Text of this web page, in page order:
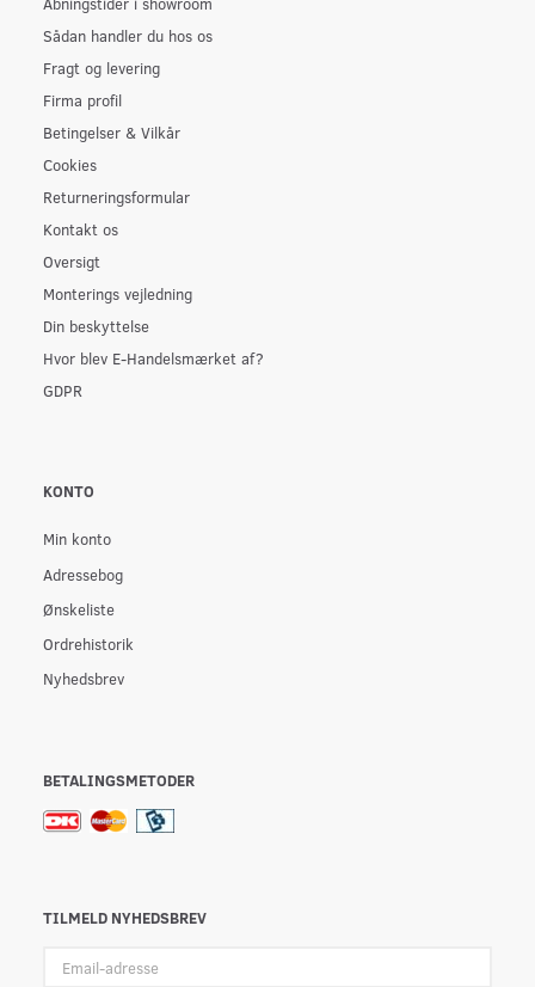
Sådan handler du hos os
Fragt og levering
Firma profil
Betingelser & Vilkår
Cookies
Returneringsformular
Kontakt os
Oversigt
Monterings vejledning
Din beskyttelse
Hvor blev E-Handelsmærket af?
GDPR
KONTO
Min konto
Adressebog
Ønskeliste
Ordrehistorik
Nyhedsbrev
BETALINGSMETODER
TILMELD NYHEDSBREV
adresse